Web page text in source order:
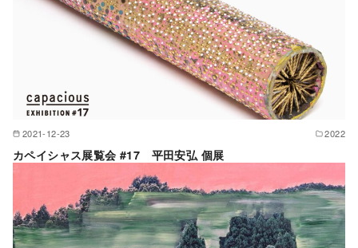
2021-12-23 2022
カペイシャス展覧会 #17 平田安弘 個展